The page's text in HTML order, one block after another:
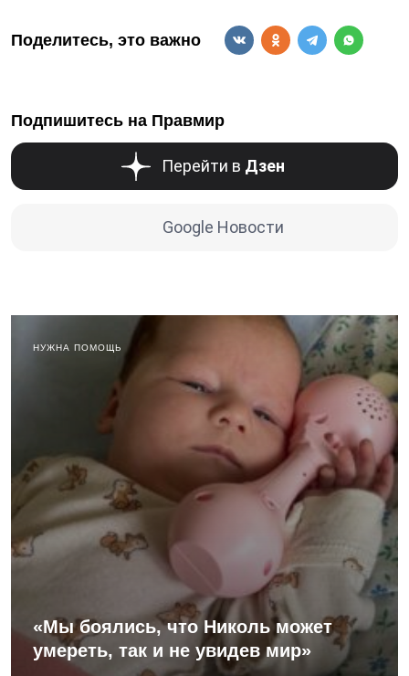
Поделитесь, это важно
Подпишитесь на Правмир
Перейти в Дзен
Google Новости
НУЖНА ПОМОЩЬ
«Мы боялись, что Николь может
умереть, так и не увидев мир»